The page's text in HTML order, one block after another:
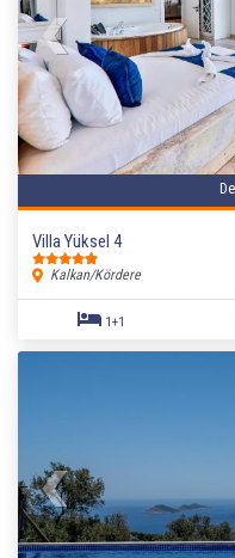
Villa Yüksel 4
Kalkan/Kördere